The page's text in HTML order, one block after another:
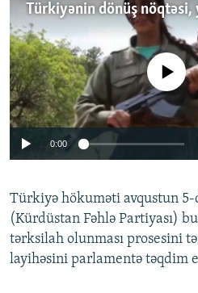
Auto 240p
720p
No media source
0:00
Türkiyə hökuməti avqustun 5-
(Kürdüstan Fəhlə Partiyası)
tərksilah olunması prosesini
layihəsini parlamentə təqdim